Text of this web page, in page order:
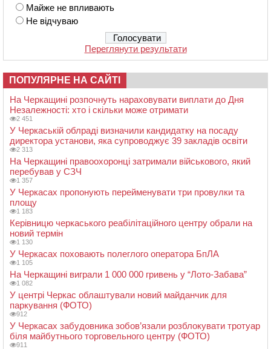
Майже не впливають
Не відчуваю
Переглянути результати
ПОПУЛЯРНЕ НА САЙТІ
На Черкащині розпочнуть нараховувати виплати до Дня
Незалежності: хто і скільки може отримати
2 451
У Черкаській облраді визначили кандидатку на посаду
директора установи, яка супроводжує 39 закладів освіти
2 313
На Черкащині правоохоронці затримали військового, який
перебував у СЗЧ
1 357
У Черкасах пропонують перейменувати три провулки та
площу
1 183
Керівницю черкаського реабілітаційного центру обрали на
новий термін
1 130
У Черкасах поховають полеглого оператора БпЛА
1 105
На Черкащині виграли 1 000 000 гривень у “Лото-Забава”
1 082
У центрі Черкас облаштували новий майданчик для
паркування (ФОТО)
912
У Черкасах забудовника зобов’язали розблокувати тротуар
біля майбутнього торговельного центру (ФОТО)
911